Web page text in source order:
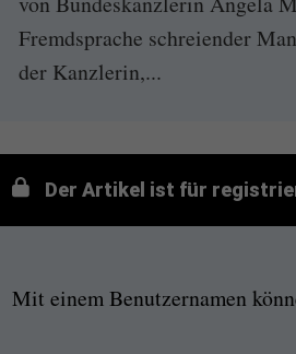
Fremdsprache schreiender
der Kanzlerin,...
Der Artikel ist für
Mit einem Benutzernamen